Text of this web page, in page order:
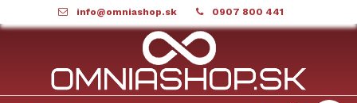
info@omniashop.sk 0907 800 441